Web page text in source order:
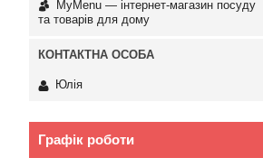
MyMenu — інтернет-магазин посуду
та товарів для дому
Юлія
Графік роботи